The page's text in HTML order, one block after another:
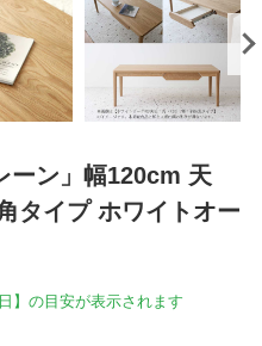
ーン」幅120cm 天
タイプ ホワイトオー
】の目安が表示されます